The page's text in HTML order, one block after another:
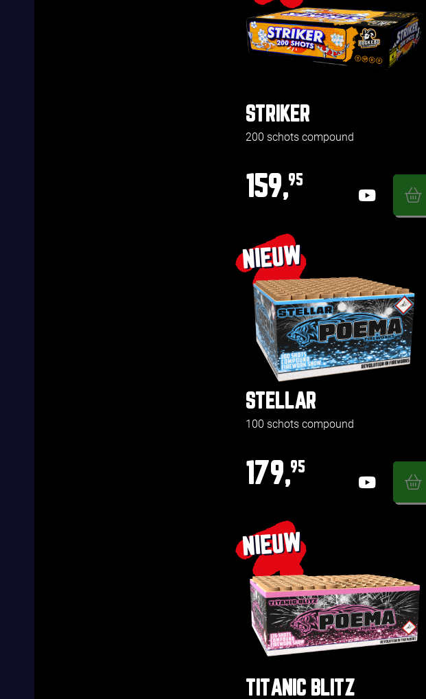
STRIKER
200 schots compound
159,95
NIEUW
STELLAR
100 schots compound
179,95
NIEUW
TITANIC BLITZ